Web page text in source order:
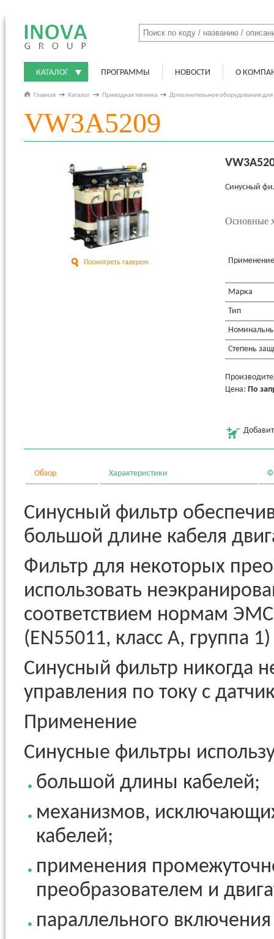
КАТАЛОГ ПРОГРАММЫ НОВОСТИ О
Главная → Каталог → Приводная техника → Дополнительное оборудование
VW3A5209
Посмотреть галерею
Синусный
Основные
Применение
Марка
Тип
Степень
Цена: По
Обзор Характеристики
Синусный фильтр
большой длине кабеля
Фильтр для некоторых
использовать
соответствием нормам
(EN55011, класс A, группа
Синусный фильтр никогда
управления по току с
Применение
Синусные фильтры
большой длины кабелей;
механизмов,
кабелей;
применения
преобразователем и
параллельного